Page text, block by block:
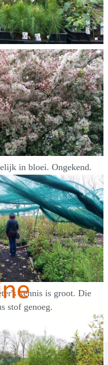
in bloei. Ongekend.
kennis is groot. Die
stof genoeg.